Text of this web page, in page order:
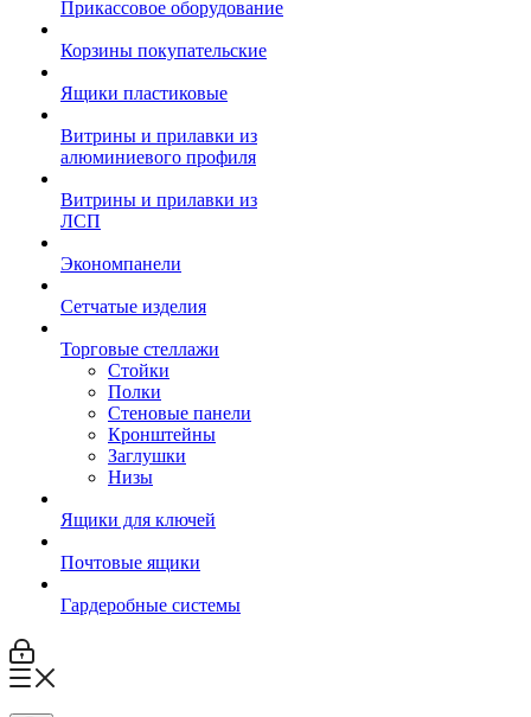
Прикассовое оборудование
Корзины покупательские
Ящики пластиковые
Витрины и прилавки из
алюминиевого профиля
Витрины и прилавки из
ЛСП
Экономпанели
Сетчатые изделия
Торговые стеллажи
Стойки
Полки
Стеновые панели
Кронштейны
Заглушки
Низы
Ящики для ключей
Почтовые ящики
Гардеробные системы